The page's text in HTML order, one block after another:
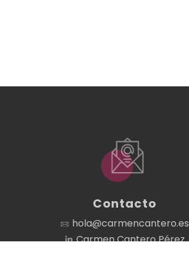
Contacto
hola@carmencantero.es
Carmen Cantero Pérez